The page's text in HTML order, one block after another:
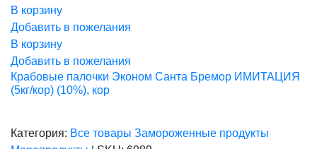
В корзину
Добавить в пожелания
В корзину
Добавить в пожелания
Крабовые палочки Эконом Санта Бремор ИМИТАЦИЯ
(5кг/кор) (10%), кор
Категория: Все товары Замороженные продукты